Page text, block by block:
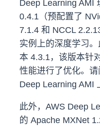
Deep Learning AMI
0.4.1（预配置了
7.1.4 和 NCCL
实例上的深度学习
本 4.3.1，该版本针
性能进行了优化。
Deep Learning AMI
此外，AWS Deep
的 Apache MXNet